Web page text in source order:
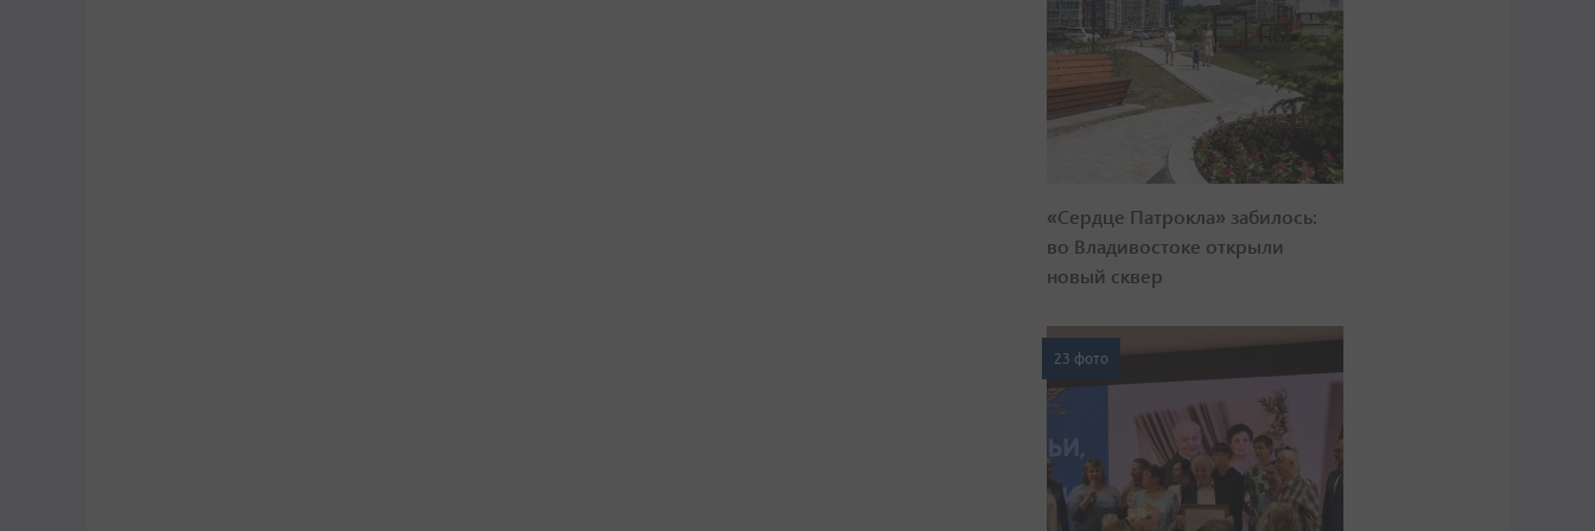
«Сердце Патрокла» забилось:
во Владивостоке открыли
новый сквер
23 фото